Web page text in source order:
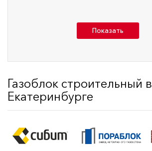
Показать
Газоблок строительный в
Екатеринбурге